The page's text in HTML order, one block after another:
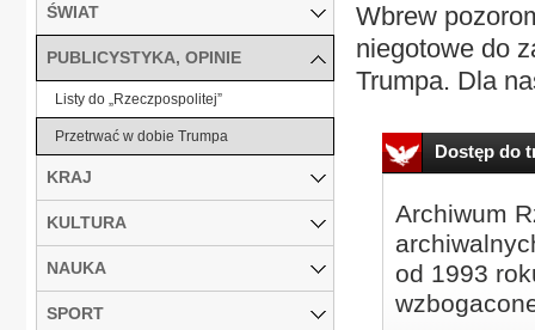
Wbrew
niegotowe do
Trumpa. Dla
Dostęp do
Archiwum
od 1993
ŚWIAT
PUBLICYSTYKA, OPINIE
Listy do „Rzeczpospolitej”
Przetrwać w dobie Trumpa
KRAJ
KULTURA
NAUKA
SPORT